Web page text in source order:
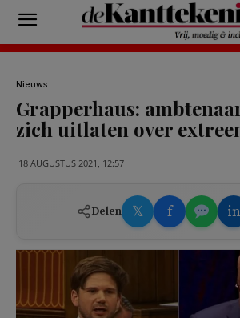
Nieuws
Grapperhaus:
zich uitlaten over
18 AUGUSTUS 2021, 12:57
Delen 𝕏 f in